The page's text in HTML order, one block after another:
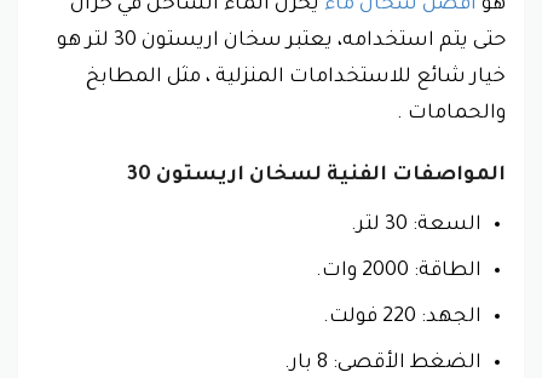
هو افضل سخان ماء يخزن الماء الساخن في خزان
حتى يتم استخدامه، يعتبر سخان اريستون 30 لتر هو
خيار شائع للاستخدامات المنزلية ، مثل المطابخ
والحمامات .
المواصفات الفنية لسخان اريستون 30
السعة: 30 لتر.
الطاقة: 2000 وات.
الجهد: 220 فولت.
الضغط الأقصى: 8 بار.